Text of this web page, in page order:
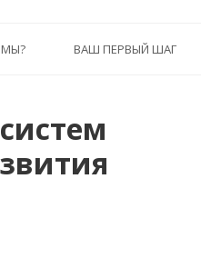
ВАШ ПЕРВЫЙ ШАГ